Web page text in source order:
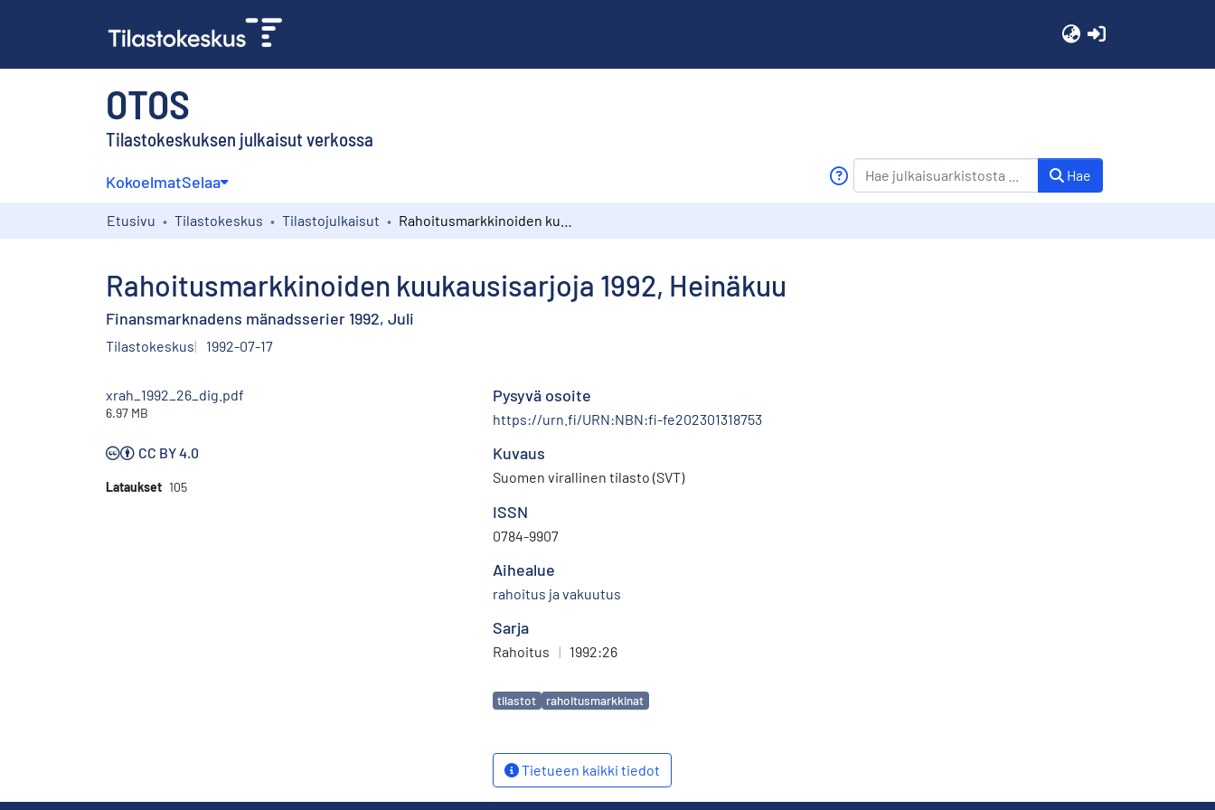
OTOS
Tilastokeskuksen julkaisut verkossa
KokoelmatSelaa Hae
Etusivu Tilastokeskus Tilastojulkaisut
Rahoitusmarkkinoiden kuukausisarjoja 1992, Heinäkuu
Finansmarknadens mänadsserier 1992, Juli
Tilastokeskus 1992-07-17
xrah_1992_26_dig.pdf
6.97 MB
CC BY 4.0
Lataukset 105
Pysyvä osoite
https://urn.fi/URN:NBN:fi-fe202301318753
Kuvaus
Suomen virallinen tilasto (SVT)
ISSN
0784-9907
Aihealue
rahoitus ja vakuutus
Sarja
Rahoitus | 1992:26
Avainsanat
tilastot rahoitusmarkkinat
Tietueen kaikki tiedot